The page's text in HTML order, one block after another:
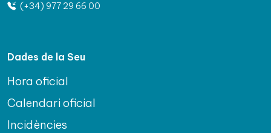
(+34) 977 29 66 00
Dades de la Seu
Hora oficial
Calendari oficial
Incidències